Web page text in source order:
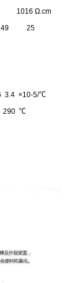
Ω.cm
149 25
×10-5/℃
℃